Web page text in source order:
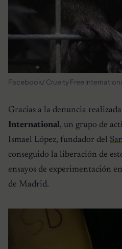
Facebook/ Cruelty Free
Gracias a la denuncia
International, un grupo de
Ismael López, fundador del
conseguido la liberación de
ensayos de experimentación
de Madrid.